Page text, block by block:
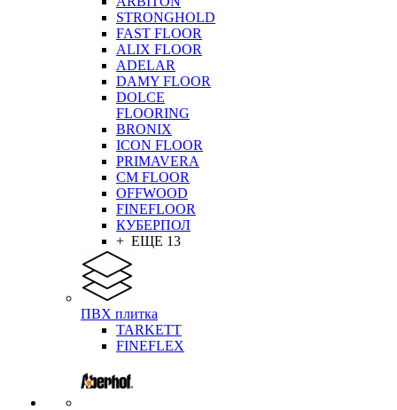
STRONGHOLD
FAST FLOOR
ALIX FLOOR
ADELAR
DAMY FLOOR
DOLCE
FLOORING
BRONIX
ICON FLOOR
PRIMAVERA
CM FLOOR
OFFWOOD
FINEFLOOR
КУБЕРПОЛ
+ ЕЩЕ 13
ПВХ плитка
TARKETT
FINEFLEX